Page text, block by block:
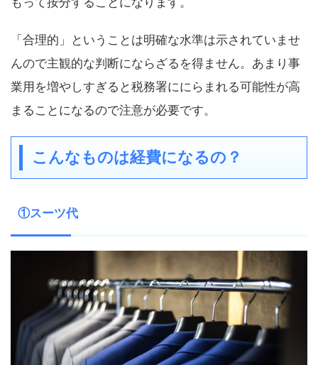
「合理的」ということは明確な水準は示されていませ
んので主観的な判断にならざるを得ません。あまり事
業用を増やしすぎると税務署ににらまれる可能性が高
まることになるので注意が必要です。
こんなものは経費になるの？
①スーツ代